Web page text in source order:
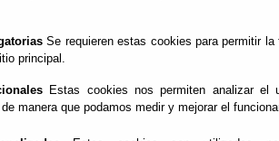
Se requieren estas cookies para permitir la
principal.
Estas cookies nos permiten analizar el
manera que podamos medir y mejorar el
DE